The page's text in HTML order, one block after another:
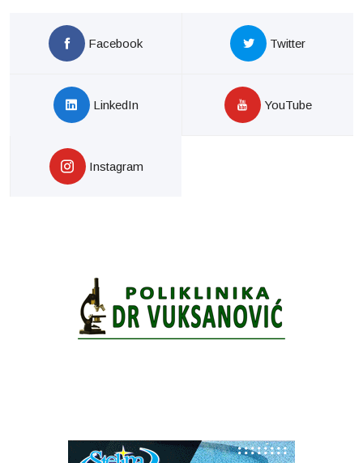
Facebook Twitter
LinkedIn YouTube
Instagram